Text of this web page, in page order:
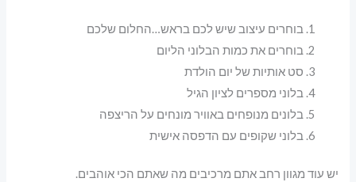
בוחרים עיצוב שיש לכם בראש…החלום שלכם
בוחרים את כמות הבלוני הליום
סט אותיות של יום הולדת
בלוני מספרים לציון הגיל
בלונים מנופחים באוויר מונחים על הריצפה
בלוני שקופים עם הדפסה אישית
יש עוד מגוון רחב אתם מרכיבים מה שאתם הכי אוהבים.